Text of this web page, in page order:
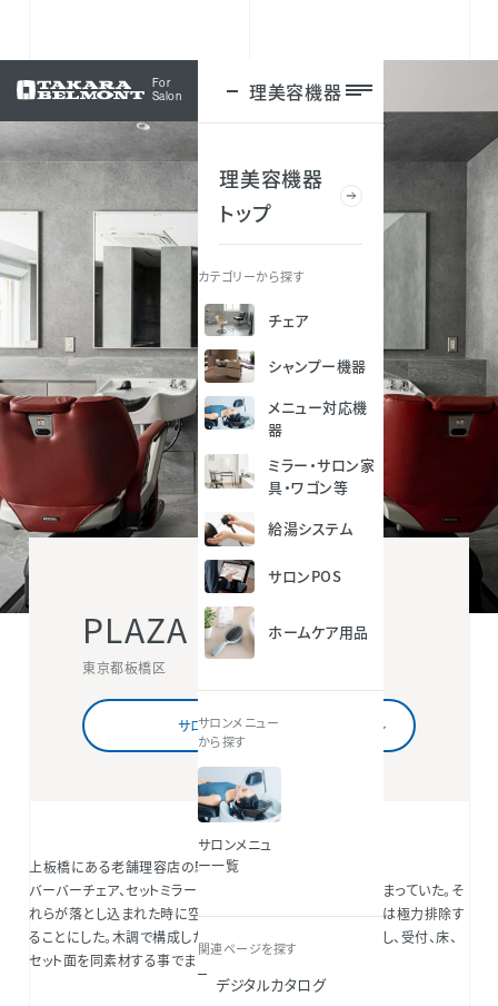
For
Salon
理美容機器
理美容機器
トップ
カテゴリーから探す
チェア
シャンプー機器
メニュー対応機
器
ミラー・サロン家
具・ワゴン等
給湯システム
サロンPOS
ホームケア用品
サロンメニュー
から探す
サロンメニュ
ー一覧
関連ページを探す
デジタルカタログ
ログイン
PLAZA
東京都板橋区
サロン情報を詳しくみる
上板橋にある老舗理容店の駅前再開発による移転計画。
バーバーチェア、セットミラーを再利用することは最初から決まっていた。そ
れらが落とし込まれた時に空間と馴染むよう、背景の意匠性は極力排除す
ることにした。木調で構成した個室以外はグレｲッシュで統一し、受付、床、
セット面を同素材する事でまとまりを大切にした。